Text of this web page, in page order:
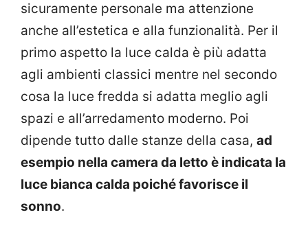
sicuramente personale ma attenzione
anche all’estetica e alla funzionalità. Per il
primo aspetto la luce calda è più adatta
agli ambienti classici mentre nel secondo
cosa la luce fredda si adatta meglio agli
spazi e all’arredamento moderno. Poi
dipende tutto dalle stanze della casa, ad
esempio nella camera da letto è indicata la
luce bianca calda poiché favorisce il
sonno.